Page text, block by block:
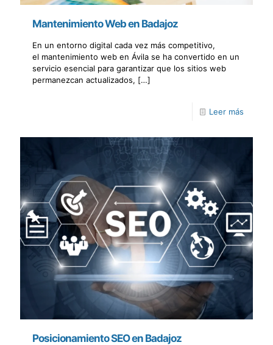
Mantenimiento Web en Badajoz
En un entorno digital cada vez más competitivo,
el mantenimiento web en Ávila se ha convertido en un
servicio esencial para garantizar que los sitios web
permanezcan actualizados, […]
Leer más
Posicionamiento SEO en Badajoz